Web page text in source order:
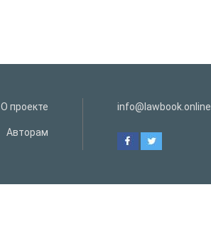
О проекте
Авторам
info@lawbook.online